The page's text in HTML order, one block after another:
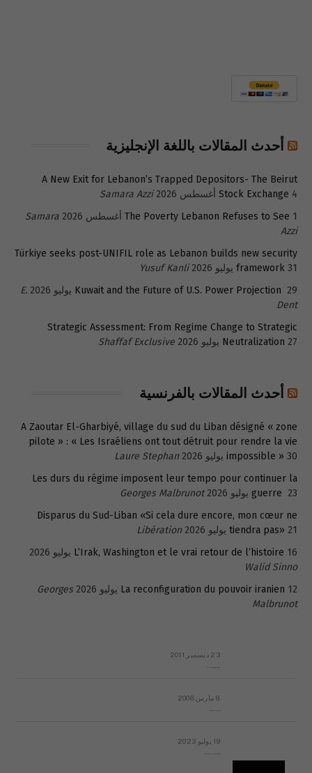
أحدث المقالات باللغة الإنجليزية
A New Exit for Lebanon’s Trapped Depositors- The Beirut
Stock Exchange 4 أغسطس 2026
Samara Azzi
The Poverty Lebanon Refuses to See 1 أغسطس 2026
Samara
Azzi
Türkiye seeks post-UNIFIL role as Lebanon builds new security
framework 31 يوليو 2026
Yusuf Kanli
Kuwait and the Future of U.S. Power Projection 29 يوليو 2026
E.
Dent
Strategic Assessment: From Regime Change to Strategic
Neutralization 27 يوليو 2026 Shaffaf Exclusive
أحدث المقالات بالفرنسية
A Zaoutar El-Gharbiyé, village du sud du Liban désigné « zone
pilote » : « Les Israéliens ont tout détruit pour rendre la vie
impossible » 30 يوليو 2026
Laure Stephan
Les durs du régime imposent leur tempo pour continuer la
guerre 23 يوليو 2026
Georges Malbrunot
Disparus du Sud-Liban «Si cela dure encore, mon cœur ne
tiendra pas» 21 يوليو 2026
Libération
L’Irak, Washington et le vrai retour de l’histoire 16 يوليو 2026
Walid Sinno
La reconfiguration du pouvoir iranien 12 يوليو 2026
Georges
Malbrunot
23 ديسمبر 2011
8 مارس 2008
19 يوليو 2023